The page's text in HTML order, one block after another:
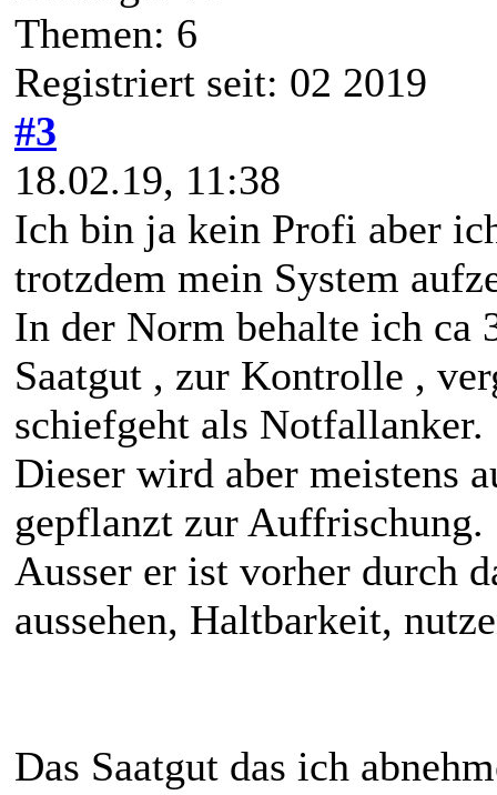
Themen: 6
Registriert seit: 02 2019
#3
18.02.19, 11:38
Ich bin ja kein Profi aber
trotzdem mein System
In der Norm behalte ich ca
Saatgut , zur Kontrolle ,
schiefgeht als Notfallanker.
Dieser wird aber meistens
gepflanzt zur Auffrischung.
Ausser er ist vorher durch
aussehen, Haltbarkeit,
Das Saatgut das ich